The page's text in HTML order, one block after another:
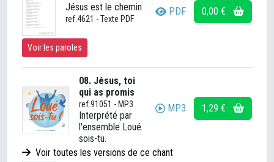
Jésus est le chemin
ref.4621 - Texte PDF
PDF 0,00 €
Voir les paroles
08. Jésus, toi
qui as promis
ref.91051 - MP3
Interprété par
l'ensemble Loué
sois-tu.
MP3 1,29 €
Voir toutes les versions de ce chant